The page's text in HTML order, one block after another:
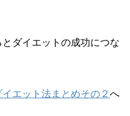
ダイエットの成功につな
エット法まとめその２ へ